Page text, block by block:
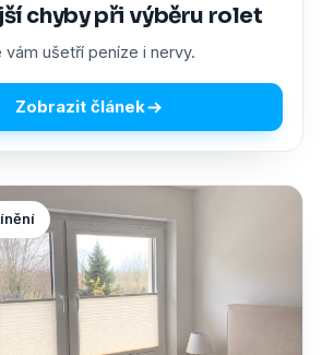
chyby při výběru rolet
vám ušetří peníze i nervy.
Zobrazit článek